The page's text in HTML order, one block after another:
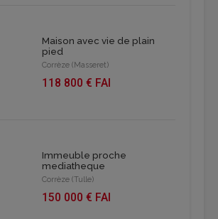
Maison avec vie de plain
pied
Corrèze (Masseret)
118 800 € FAI
Immeuble proche
mediatheque
Corrèze (Tulle)
150 000 € FAI